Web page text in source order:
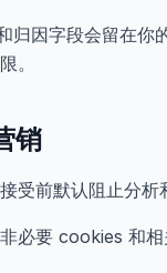
归因字段会留在
。
销
受前默认阻止分析
必要 cookies 和